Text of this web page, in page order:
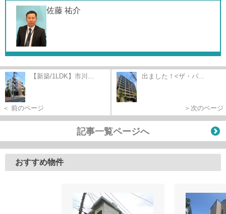
佐藤 祐介
【新築/1LDK】市川...
＜ 前のページ
出ました！<ザ・パ...
＞次のページ
記事一覧ページへ
おすすめ物件